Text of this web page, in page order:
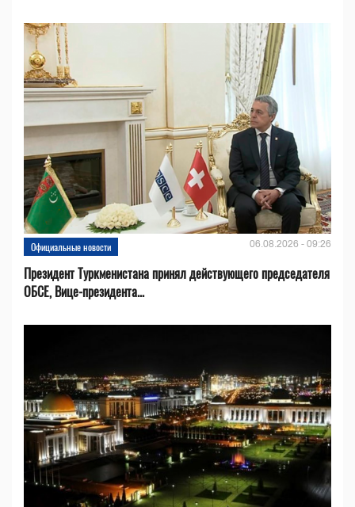
Официальные новости 06.08.2026 - 09:26
Президент Туркменистана принял действующего председателя
ОБСЕ, Вице-президента...